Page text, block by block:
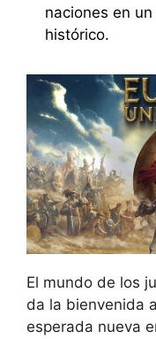
naciones en
histórico.
El mundo de los
da la bienvenida a
esperada nueva